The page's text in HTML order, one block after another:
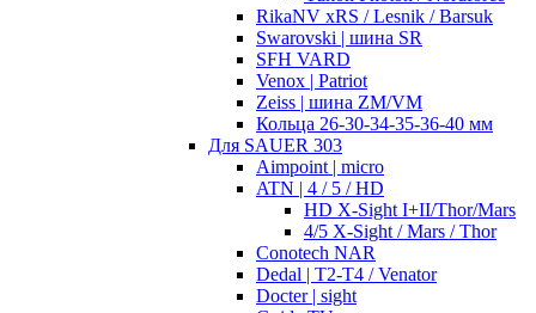
RikaNV xRS / Lesnik / Barsuk
Swarovski | шина SR
SFH VARD
Venox | Patriot
Zeiss | шина ZM/VM
Кольца 26-30-34-35-36-40 мм
Для SAUER 303
Aimpoint | micro
ATN | 4 / 5 / HD
HD X-Sight I+II/Thor/Mars
4/5 X-Sight / Mars / Thor
Conotech NAR
Dedal | T2-T4 / Venator
Docter | sight